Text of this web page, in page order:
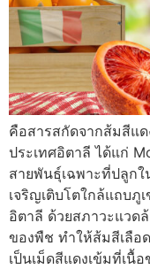
คือสารสกัดจากส้มสีแ
ประเทศอิตาลี ได้แก่
สายพันธุ์เฉพาะที่ปลูกใ
เจริญเติบโตใกล้แถบภู
อิตาลี ด้วยสภาวะแวด
ของพืช ทำให้ส้มสีเลือ
เป็นเม็ดสีแดงเข้มที่เนื้